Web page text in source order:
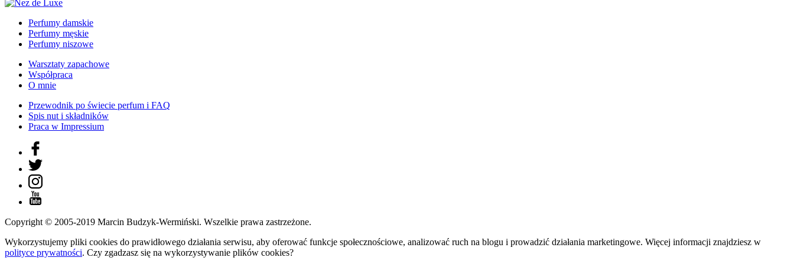
Perfumy damskie
Perfumy męskie
Perfumy niszowe
Warsztaty zapachowe
Współpraca
O mnie
Przewodnik po świecie perfum i FAQ
Spis nut i składników
Praca w Impressium
Copyright © 2005-2019 Marcin Budzyk-Wermiński. Wszelkie prawa zastrzeżone.
Wykorzystujemy pliki cookies do prawidłowego działania serwisu, aby oferować funkcje społecznościowe, analizować ruch na blogu i prowadzić działania marketingowe. Więcej informacji znajdziesz w
polityce prywatności. Czy zgadzasz się na wykorzystywanie plików cookies?